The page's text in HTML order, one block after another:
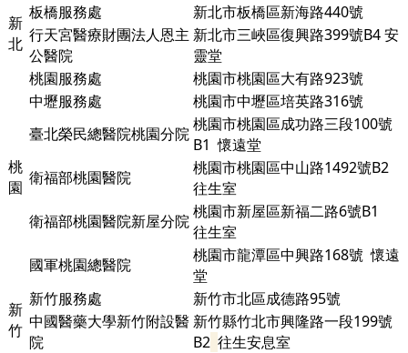
新
北
板橋服務處
新北市板橋區新海路440號
行天宮醫療財團法人恩主
公醫院
新北市三峽區復興路399號B4 安
靈堂
桃
園
桃園服務處
桃園市桃園區大有路923號
中壢服務處
桃園市中壢區培英路316號
臺北榮民總醫院桃園分院桃園市桃園區成功路三段100號
B1 懷遠堂
衛福部桃園醫院
桃園市桃園區中山路1492號B2
往生室
衛福部桃園醫院新屋分院桃園市新屋區新福二路6號B1
往生室
國軍桃園總醫院
桃園市龍潭區中興路168號 懷遠
堂
新
竹
新竹服務處
新竹市北區成德路95號
中國醫藥大學新竹附設醫
院
新竹縣竹北市興隆路一段199號
B2 往生安息室